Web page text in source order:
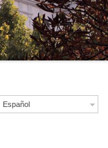
Español